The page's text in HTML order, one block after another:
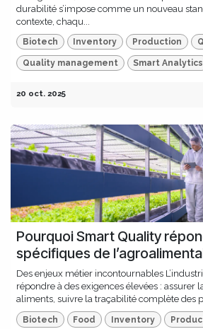
durabilité s’impose comme un nouveau
contexte, chaqu...
Biotech Inventory Production
Quality management Smart Analytics
20 oct. 2025
Pourquoi Smart Quality
spécifiques de
Des enjeux métier incontournables
répondre à des exigences élevées : assurer
aliments, suivre la traçabilité complète des
Biotech Food Inventory